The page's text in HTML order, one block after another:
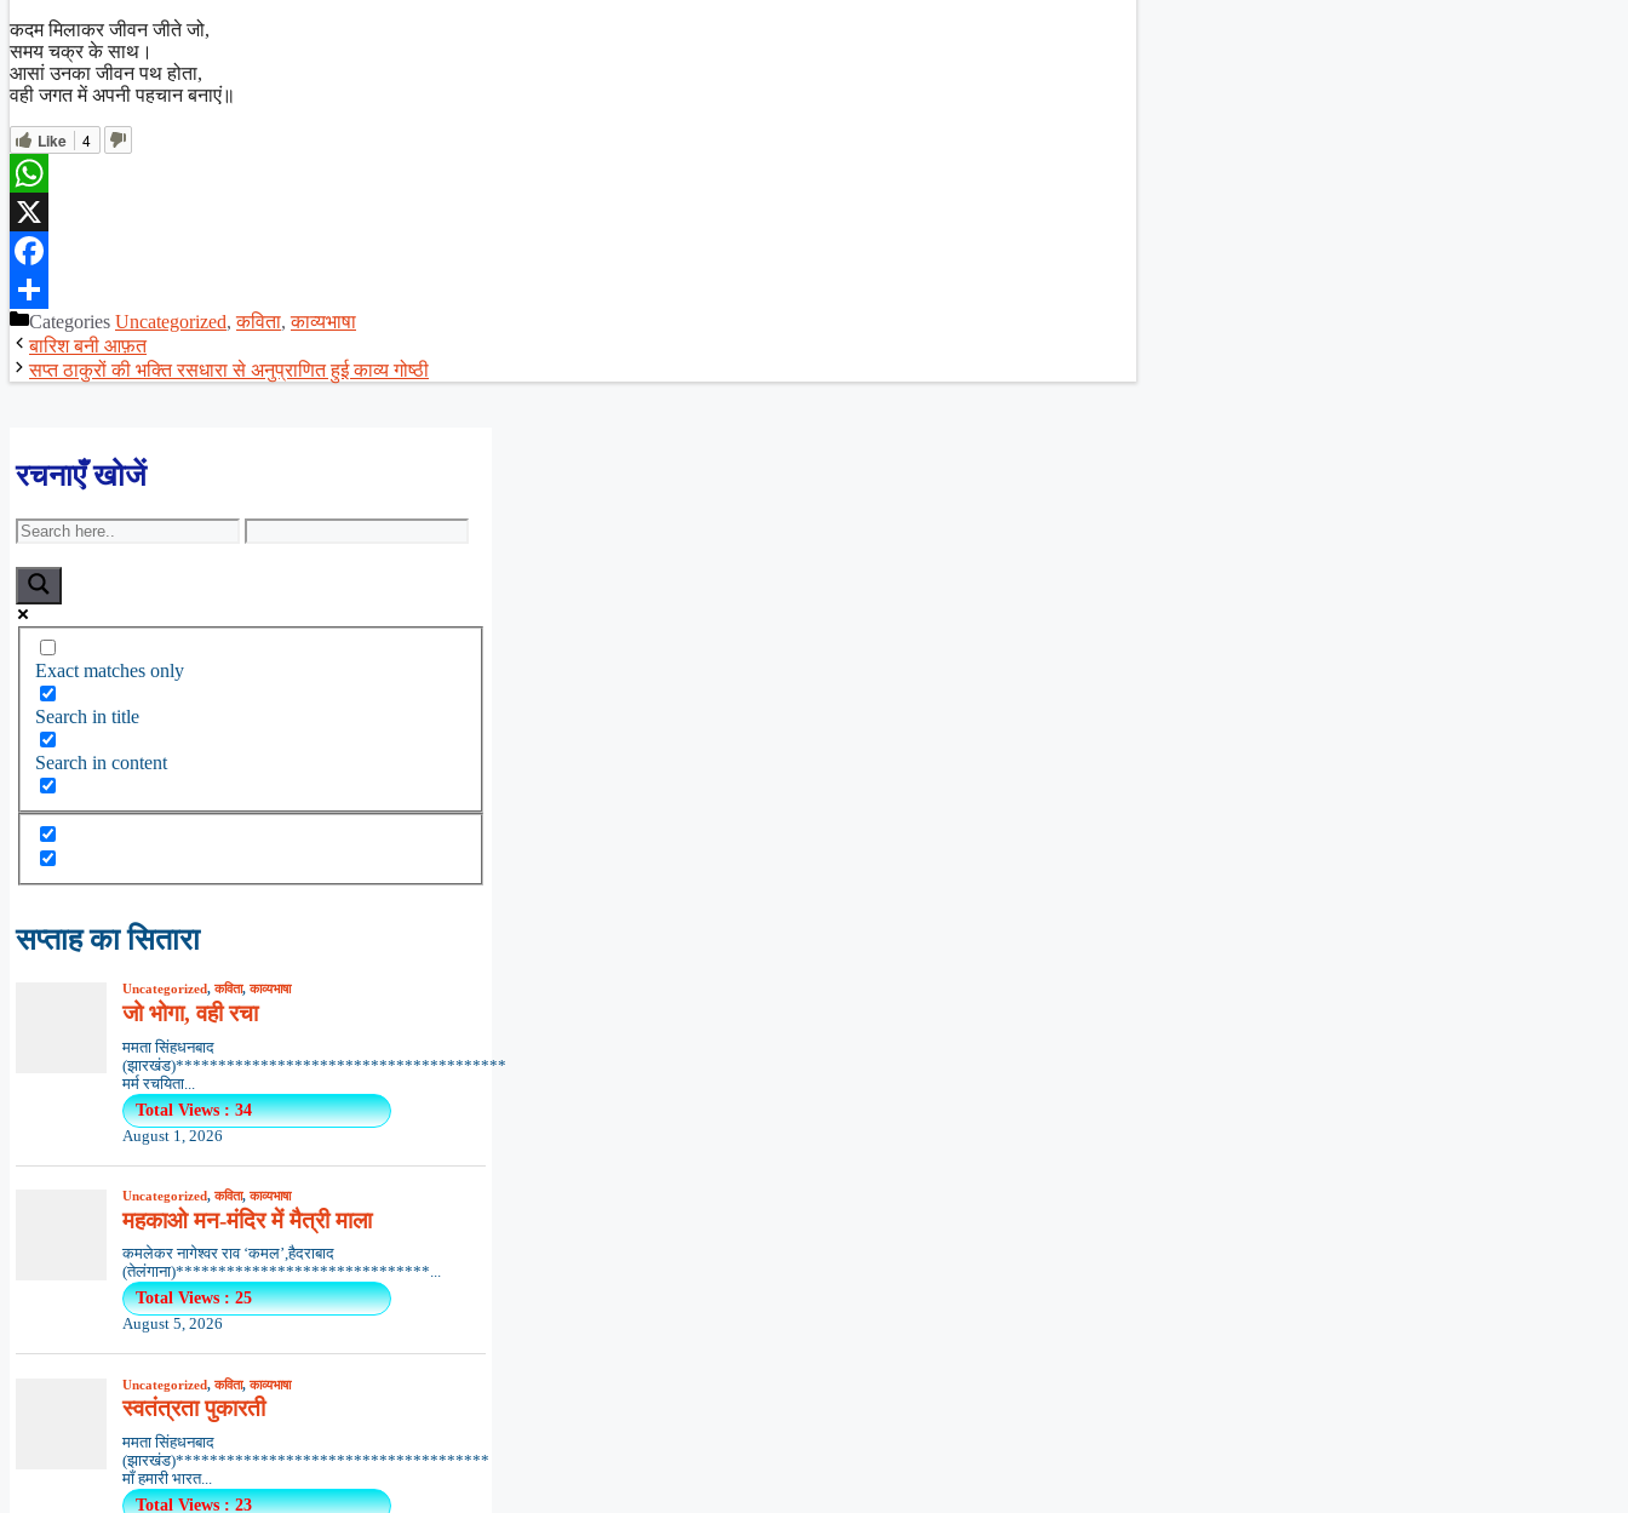
कदम मिलाकर जीवन जीते जो,
समय चक्र के साथ।
आसां उनका जीवन पथ होता,
वही जगत में अपनी पहचान बनाएं॥
Like 4
WhatsApp
X
Facebook
ShareCategories Uncategorized,कविता,काव्यभाषा
बारिश बनी आफ़त
सप्त ठाकुरों की भक्ति रसधारा से अनुप्राणित हुई काव्य गोष्ठी
रचनाएँ खोजें
Exact matches only
Search in title
Search in content
सप्ताह का सितारा
Uncategorized,कविता,काव्यभाषा
जो भोगा, वही रचा
ममता सिंहधनबाद
(झारखंड)***************************************
मर्म रचयिता...
Total Views : 34
August 1, 2026
Uncategorized,कविता,काव्यभाषा
महकाओ मन-मंदिर में मैत्री माला
कमलेकर नागेश्वर राव ‘कमल’,हैदराबाद
(तेलंगाना)******************************...
Total Views : 25
August 5, 2026
Uncategorized,कविता,काव्यभाषा
स्वतंत्रता पुकारती
ममता सिंहधनबाद
(झारखंड)*************************************
माँ हमारी भारत...
Total Views : 23